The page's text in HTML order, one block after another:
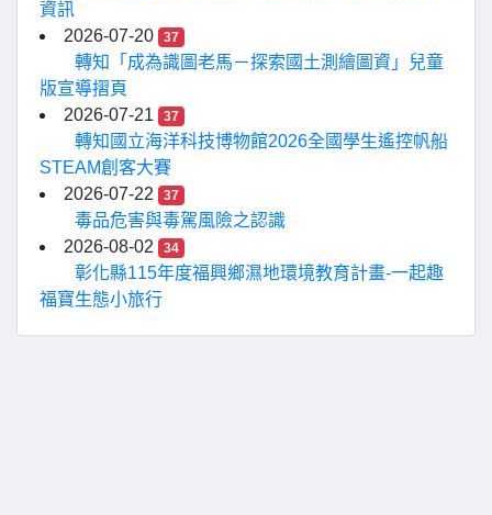
資訊
2026-07-20
37
轉知「成為識圖老馬－探索國土測繪圖資」兒童
版宣導摺頁
2026-07-21
37
轉知國立海洋科技博物館2026全國學生遙控帆船
STEAM創客大賽
2026-07-22
37
毒品危害與毒駕風險之認識
2026-08-02
34
彰化縣115年度福興鄉濕地環境教育計畫-一起趣
福寶生態小旅行